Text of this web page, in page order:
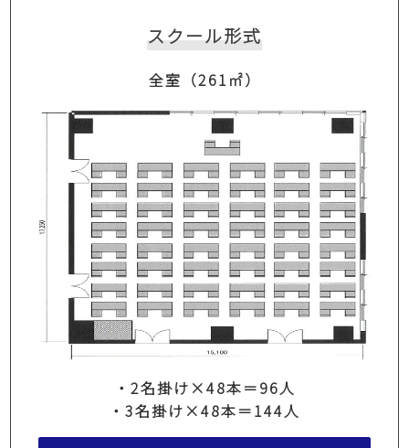
スクール形式
全室（261㎡）
・2名掛け×48本＝96人
・3名掛け×48本＝144人